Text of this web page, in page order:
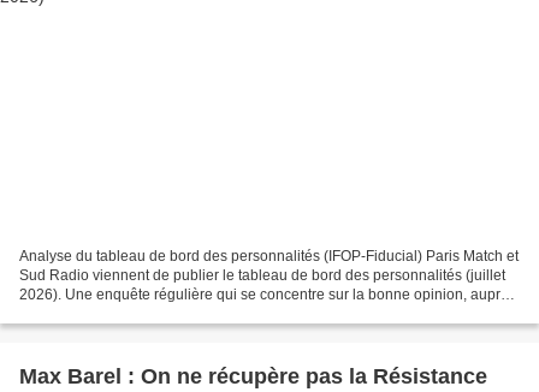
Analyse du tableau de bord des personnalités (IFOP-Fiducial) Paris Match et
Sud Radio viennent de publier le tableau de bord des personnalités (juillet
2026). Une enquête régulière qui se concentre sur la bonne opinion, auprès
Max Barel : On ne récupère pas la Résistance